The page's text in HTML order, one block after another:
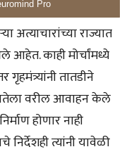
अत्याचारांच्या राज्यात
आहेत. काही मोर्चांमध्ये
तातडीने
वरील आवाहन केले
होणार नाही
निर्देशही त्यांनी यावेळी